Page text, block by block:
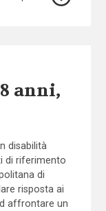
anni,
disabilità
di riferimento
di
risposta ai
affrontare un